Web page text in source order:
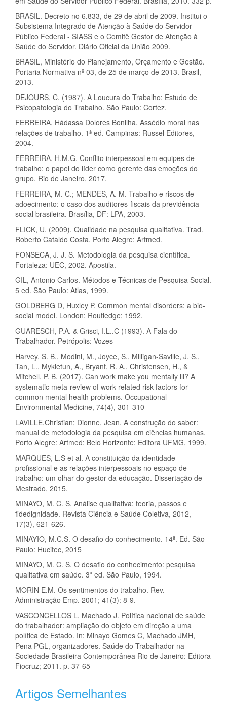
BRASIL. Decreto no 6.833, de 29 de abril de 2009. Institui o
Subsistema Integrado de Atenção à Saúde do Servidor
Público Federal - SIASS e o Comitê Gestor de Atenção à
Saúde do Servidor. Diário Oficial da União 2009.
BRASIL, Ministério do Planejamento, Orçamento e Gestão.
Portaria Normativa nº 03, de 25 de março de 2013. Brasil,
2013.
DEJOURS, C. (1987). A Loucura do Trabalho: Estudo de
Psicopatologia do Trabalho. São Paulo: Cortez.
FERREIRA, Hádassa Dolores Bonilha. Assédio moral nas
relações de trabalho. 1ª ed. Campinas: Russel Editores,
2004.
FERREIRA, H.M.G. Conflito interpessoal em equipes de
trabalho: o papel do líder como gerente das emoções do
grupo. Rio de Janeiro, 2017.
FERREIRA, M. C.; MENDES, A. M. Trabalho e riscos de
adoecimento: o caso dos auditores-fiscais da previdência
social brasileira. Brasília, DF: LPA, 2003.
FLICK, U. (2009). Qualidade na pesquisa qualitativa. Trad.
Roberto Cataldo Costa. Porto Alegre: Artmed.
FONSECA, J. J. S. Metodologia da pesquisa científica.
Fortaleza: UEC, 2002. Apostila.
GIL, Antonio Carlos. Métodos e Técnicas de Pesquisa Social.
5 ed. São Paulo: Atlas, 1999.
GOLDBERG D, Huxley P. Common mental disorders: a bio-
social model. London: Routledge; 1992.
GUARESCH, P.A. & Grisci, I.L..C (1993). A Fala do
Trabalhador. Petrópolis: Vozes
Harvey, S. B., Modini, M., Joyce, S., Milligan-Saville, J. S.,
Tan, L., Mykletun, A., Bryant, R. A., Christensen, H., &
Mitchell, P. B. (2017). Can work make you mentally ill? A
systematic meta-review of work-related risk factors for
common mental health problems. Occupational
Environmental Medicine, 74(4), 301-310
LAVILLE,Christian; Dionne, Jean. A construção do saber:
manual de metodologia da pesquisa em ciências humanas.
Porto Alegre: Artmed: Belo Horizonte: Editora UFMG, 1999.
MARQUES, L.S et al. A constituição da identidade
profissional e as relações interpessoais no espaço de
trabalho: um olhar do gestor da educação. Dissertação de
Mestrado, 2015.
MINAYO, M. C. S. Análise qualitativa: teoria, passos e
fidedignidade. Revista Ciência e Saúde Coletiva, 2012,
17(3), 621-626.
MINAYIO, M.C.S. O desafio do conhecimento. 14ª. Ed. São
Paulo: Hucitec, 2015
MINAYO, M. C. S. O desafio do conhecimento: pesquisa
qualitativa em saúde. 3ª ed. São Paulo, 1994.
MORIN E.M. Os sentimentos do trabalho. Rev.
Administração Emp. 2001; 41(3): 8-9.
VASCONCELLOS L, Machado J. Política nacional de saúde
do trabalhador: ampliação do objeto em direção a uma
política de Estado. In: Minayo Gomes C, Machado JMH,
Pena PGL, organizadores. Saúde do Trabalhador na
Sociedade Brasileira Contemporânea Rio de Janeiro: Editora
Fiocruz; 2011. p. 37-65
Artigos Semelhantes